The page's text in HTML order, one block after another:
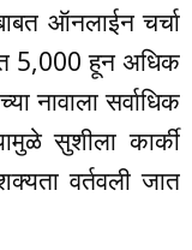
ऑनलाईन चर्चा
5,000 हून अधिक
नावाला सर्वाधिक
सुशीला कार्की
वर्तवली जात